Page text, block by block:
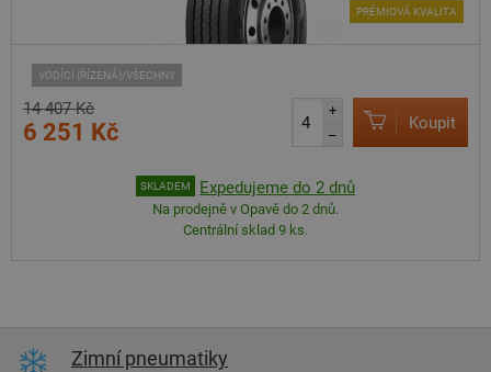
VODÍCÍ (ŘÍZENÁ)/VŠECHNY
PRÉMIOVÁ KVALITA
14 407 Kč
6 251 Kč
+
–
Koupit
SKLADEM Expedujeme do 2 dnů
Na prodejně v Opavě do 2 dnů.
Centrální sklad 9 ks.
Zimní pneumatiky